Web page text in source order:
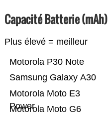
Capacité Batterie (mAh)
Plus élevé = meilleur
Motorola Moto G6
Motorola Moto E3
Power
Samsung Galaxy A30
Motorola P30 Note